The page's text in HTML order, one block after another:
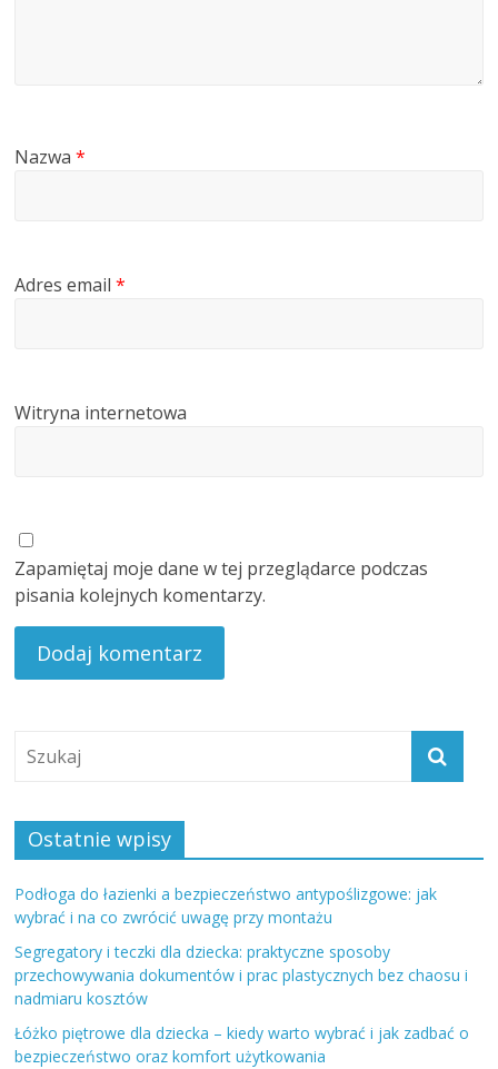
Nazwa*
Adres email*
Witryna internetowa
Zapamiętaj moje dane w tej przeglądarce podczas
pisania kolejnych komentarzy.
Ostatnie wpisy
Podłoga do łazienki a bezpieczeństwo antypoślizgowe: jak
wybrać i na co zwrócić uwagę przy montażu
Segregatory i teczki dla dziecka: praktyczne sposoby
przechowywania dokumentów i prac plastycznych bez chaosu i
nadmiaru kosztów
Łóżko piętrowe dla dziecka – kiedy warto wybrać i jak zadbać o
bezpieczeństwo oraz komfort użytkowania